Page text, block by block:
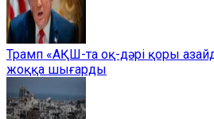
Трамп «АҚШ-та оқ-дәрі қоры
жоққа шығарды